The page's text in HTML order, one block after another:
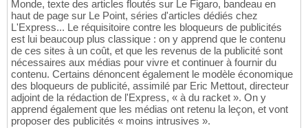
Monde, texte des articles floutés sur Le Figaro, bandeau en
haut de page sur Le Point, séries d'articles dédiés chez
L'Express... Le réquisitoire contre les bloqueurs de publicités
est lui beaucoup plus classique : on y apprend que le contenu
de ces sites à un coût, et que les revenus de la publicité sont
nécessaires aux médias pour vivre et continuer à fournir du
contenu. Certains dénoncent également le modèle économique
des bloqueurs de publicité, assimilé par Eric Mettout, directeur
adjoint de la rédaction de l'Express, « à du racket ». On y
apprend également que les médias ont retenu la leçon, et vont
proposer des publicités « moins intrusives ».